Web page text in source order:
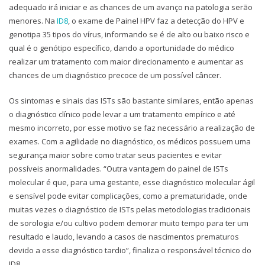
adequado irá iniciar e as chances de um avanço na patologia serão
menores. Na ID8, o exame de Painel HPV faz a detecção do HPV e
genotipa 35 tipos do vírus, informando se é de alto ou baixo risco e
qual é o genótipo específico, dando a oportunidade do médico
realizar um tratamento com maior direcionamento e aumentar as
chances de um diagnóstico precoce de um possível câncer.
Os sintomas e sinais das ISTs são bastante similares, então apenas
o diagnóstico clínico pode levar a um tratamento empírico e até
mesmo incorreto, por esse motivo se faz necessário a realização de
exames. Com a agilidade no diagnóstico, os médicos possuem uma
segurança maior sobre como tratar seus pacientes e evitar
possíveis anormalidades. “Outra vantagem do painel de ISTs
molecular é que, para uma gestante, esse diagnóstico molecular ágil
e sensível pode evitar complicações, como a prematuridade, onde
muitas vezes o diagnóstico de ISTs pelas metodologias tradicionais
de sorologia e/ou cultivo podem demorar muito tempo para ter um
resultado e laudo, levando a casos de nascimentos prematuros
devido a esse diagnóstico tardio”, finaliza o responsável técnico do